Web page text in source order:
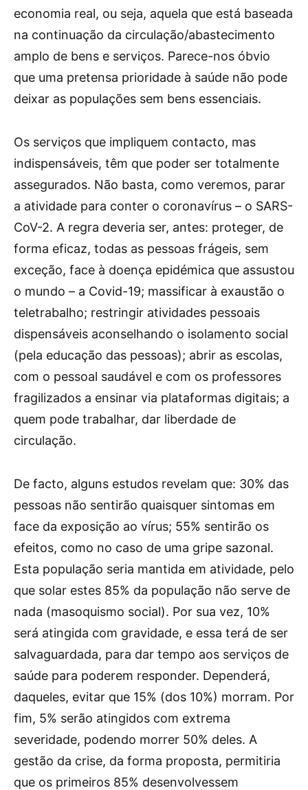
economia real, ou seja, aquela que está baseada
na continuação da circulação/abastecimento
amplo de bens e serviços. Parece-nos óbvio
que uma pretensa prioridade à saúde não pode
deixar as populações sem bens essenciais.
Os serviços que impliquem contacto, mas
indispensáveis, têm que poder ser totalmente
assegurados. Não basta, como veremos, parar
a atividade para conter o coronavírus – o SARS-
CoV-2. A regra deveria ser, antes: proteger, de
forma eficaz, todas as pessoas frágeis, sem
exceção, face à doença epidémica que assustou
o mundo – a Covid-19; massificar à exaustão o
teletrabalho; restringir atividades pessoais
dispensáveis aconselhando o isolamento social
(pela educação das pessoas); abrir as escolas,
com o pessoal saudável e com os professores
fragilizados a ensinar via plataformas digitais; a
quem pode trabalhar, dar liberdade de
circulação.
De facto, alguns estudos revelam que: 30% das
pessoas não sentirão quaisquer sintomas em
face da exposição ao vírus; 55% sentirão os
efeitos, como no caso de uma gripe sazonal.
Esta população seria mantida em atividade, pelo
que solar estes 85% da população não serve de
nada (masoquismo social). Por sua vez, 10%
será atingida com gravidade, e essa terá de ser
salvaguardada, para dar tempo aos serviços de
saúde para poderem responder. Dependerá,
daqueles, evitar que 15% (dos 10%) morram. Por
fim, 5% serão atingidos com extrema
severidade, podendo morrer 50% deles. A
gestão da crise, da forma proposta, permitiria
que os primeiros 85% desenvolvessem